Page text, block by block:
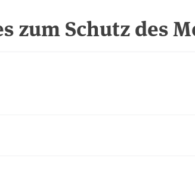
zum Schutz des